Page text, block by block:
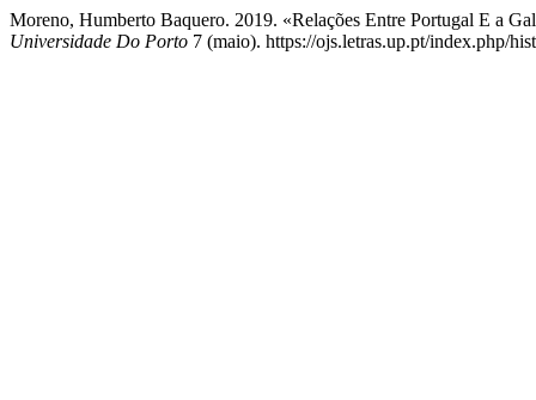
Moreno, Humberto Baquero. 2019. «Relações Entre Portugal E a
Universidade Do Porto 7 (maio). https://ojs.letras.up.pt/index.php/